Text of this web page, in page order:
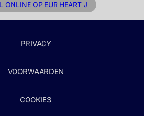
ONLINE OP EUR HEART J
PRIVACY
VOORWAARDEN
COOKIES